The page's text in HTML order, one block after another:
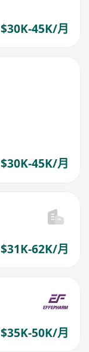
$30K-45K/月
$30K-45K/月
$31K-62K/月
$35K-50K/月